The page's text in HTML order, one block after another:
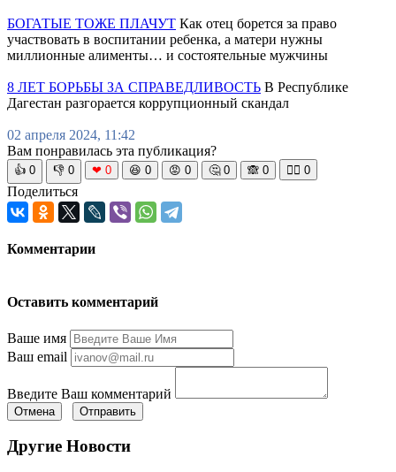
БОГАТЫЕ ТОЖЕ ПЛАЧУТ Как отец борется за право
участвовать в воспитании ребенка, а матери нужны
миллионные алименты… и состоятельные мужчины
8 ЛЕТ БОРЬБЫ ЗА СПРАВЕДЛИВОСТЬ В Республике
Дагестан разгорается коррупционный скандал
02 апреля 2024, 11:42
Вам понравилась эта публикация?
👍 0 👎 0 ❤ 0 😆 0 😡 0 🤔 0 🙈 0 🧘‍♀️ 0
Поделиться
Комментарии
Оставить комментарий
Ваше имя
Ваш email
Введите Ваш комментарий
Отмена Отправить
Другие Новости